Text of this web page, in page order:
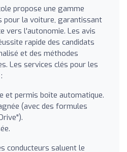
propose une gamme
pour la voiture, garantissant
vers l'autonomie. Les avis
rapide des candidats
et des méthodes
Les services clés pour les
et permis boîte automatique.
(avec des formules
conducteurs saluent le